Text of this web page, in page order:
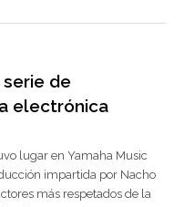
de
electrónica
lugar en Yamaha Music
impartida por Nacho
más respetados de la